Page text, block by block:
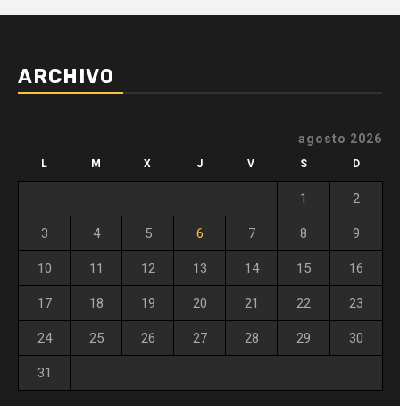
ARCHIVO
agosto 2026
L M X J V S D
1 2
3 4 5 6 7 8 9
10 11 12 13 14 15 16
17 18 19 20 21 22 23
24 25 26 27 28 29 30
31